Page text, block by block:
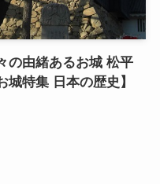
の由緒あるお城 松平
特集 日本の歴史】